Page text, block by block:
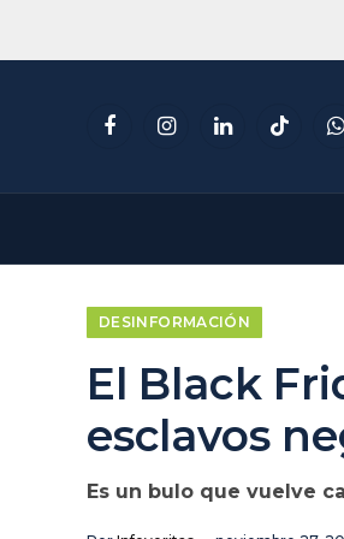
FacebookInstagramLinkedInTikTok
DESINFORMACIÓN
El Black
esclavos
Es un bulo que vuelve